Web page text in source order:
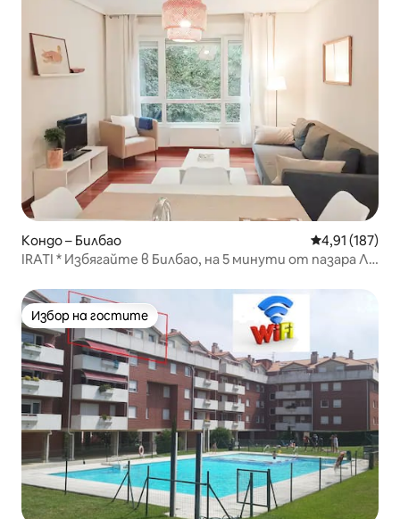
Кондо – Билбао Средна
4,91 (187)
IRATI * Избягайте в Билбао, на 5 минути от пазара Ла
Избор на гостите
Избор на гостите